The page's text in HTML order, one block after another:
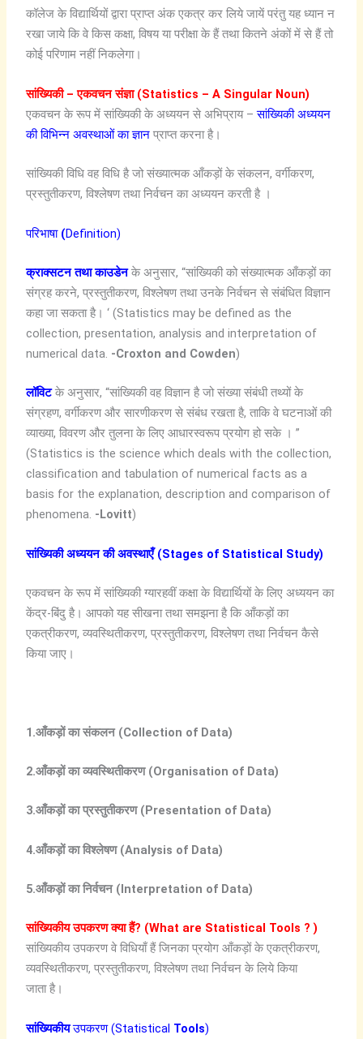
कॉलेज के विद्यार्थियों द्वारा प्राप्त अंक एकत्र कर लिये जायें परंतु यह ध्यान न
रखा जाये कि वे किस कक्षा, विषय या परीक्षा के हैं तथा कितने अंकों में से हैं तो
कोई परिणाम नहीं निकलेगा।
सांख्यिकी – एकवचन संज्ञा (Statistics – A Singular Noun)
एकवचन के रूप में सांख्यिकी के अध्ययन से अभिप्राय –सांख्यिकी अध्ययन
की विभिन्न अवस्थाओं का ज्ञानप्राप्त करना है।
सांख्यिकी विधि वह विधि है जो संख्यात्मक आँकड़ों के संकलन, वर्गीकरण,
प्रस्तुतीकरण, विश्लेषण तथा निर्वचन का अध्ययन करती है ।
परिभाषा (Definition)
क्राक्सटन तथा काउडेनके अनुसार, “सांख्यिकी को संख्यात्मक आँकड़ों का
संग्रह करने, प्रस्तुतीकरण, विश्लेषण तथा उनके निर्वचन से संबंधित विज्ञान
कहा जा सकता है। ‘ (Statistics may be defined as the
collection, presentation, analysis and interpretation of
numerical data. -Croxton and Cowden)
लॉविटके अनुसार, “सांख्यिकी वह विज्ञान है जो संख्या संबंधी तथ्यों के
संग्रहण, वर्गीकरण और सारणीकरण से संबंध रखता है, ताकि वे घटनाओं की
व्याख्या, विवरण और तुलना के लिए आधारस्वरूप प्रयोग हो सके । ”
(Statistics is the science which deals with the collection,
classification and tabulation of numerical facts as a
basis for the explanation, description and comparison of
phenomena. -Lovitt)
सांख्यिकी अध्ययन की अवस्थाएँ (Stages of Statistical Study)
एकवचन के रूप में सांख्यिकी ग्यारहवीं कक्षा के विद्यार्थियों के लिए अध्ययन का
केंद्र-बिंदु है। आपको यह सीखना तथा समझना है कि आँकड़ों का
एकत्रीकरण, व्यवस्थितीकरण, प्रस्तुतीकरण, विश्लेषण तथा निर्वचन कैसे
किया जाए।
1.आँकड़ों का संकलन (Collection of Data)
2.आँकड़ों का व्यवस्थितीकरण (Organisation of Data)
3.आँकड़ों का प्रस्तुतीकरण (Presentation of Data)
4.आँकड़ों का विश्लेषण (Analysis of Data)
5.आँकड़ों का निर्वचन (Interpretation of Data)
सांख्यिकीय उपकरण क्या हैं? (What are Statistical Tools ? )
सांख्यिकीय उपकरण वे विधियाँ हैं जिनका प्रयोग आँकड़ों के एकत्रीकरण,
व्यवस्थितीकरण, प्रस्तुतीकरण, विश्लेषण तथा निर्वचन के लिये किया
जाता है।
सांख्यिकीयउपकरण (Statistical Tools)